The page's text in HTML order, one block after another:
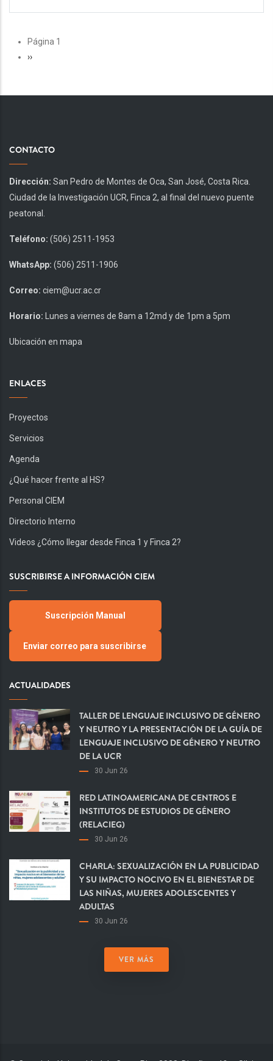
PAGINACIÓN
Página 1
Siguiente
››
CONTACTO
Dirección: San Pedro de Montes de Oca, San José, Costa Rica.
Ciudad de la Investigación UCR, Finca 2, al final del nuevo puente
peatonal.
Teléfono: (506) 2511-1953
WhatsApp: (506) 2511-1906
Correo: ciem@ucr.ac.cr
Horario: Lunes a viernes de 8am a 12md y de 1pm a 5pm
Ubicación en mapa
ENLACES
Proyectos
Servicios
Agenda
¿Qué hacer frente al HS?
Personal CIEM
Directorio Interno
Videos ¿Cómo llegar desde Finca 1 y Finca 2?
SUSCRIBIRSE A INFORMACIÓN CIEM
Suscripción Manual
Enviar correo para suscribirse
ACTUALIDADES
TALLER DE LENGUAJE INCLUSIVO DE GÉNERO
Y NEUTRO Y LA PRESENTACIÓN DE LA GUÍA DE
LENGUAJE INCLUSIVO DE GÉNERO Y NEUTRO
DE LA UCR
30 Jun 26
RED LATINOAMERICANA DE CENTROS E
INSTITUTOS DE ESTUDIOS DE GÉNERO
(RELACIEG)
30 Jun 26
CHARLA: SEXUALIZACIÓN EN LA PUBLICIDAD
Y SU IMPACTO NOCIVO EN EL BIENESTAR DE
LAS NIÑAS, MUJERES ADOLESCENTES Y
ADULTAS
30 Jun 26
VER MÁS